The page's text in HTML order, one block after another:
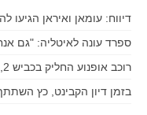
דיווח: עומאן ואיראן
ספרד עונה לאיטליה: "גם
רוכב אופנוע החליק בכביש 2, מצבו קשה
בזמן דיון הקבינט, כץ